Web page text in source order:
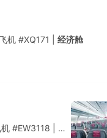
机 #XQ171 经济舱
#EW3118 经济舱